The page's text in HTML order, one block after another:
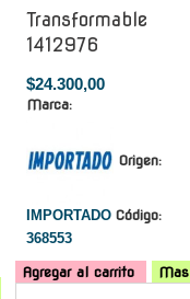
Transformable
1412976
$24.300,00
Marca:
Origen:
IMPORTADO Código:
368553
Agregar al carrito
Mas